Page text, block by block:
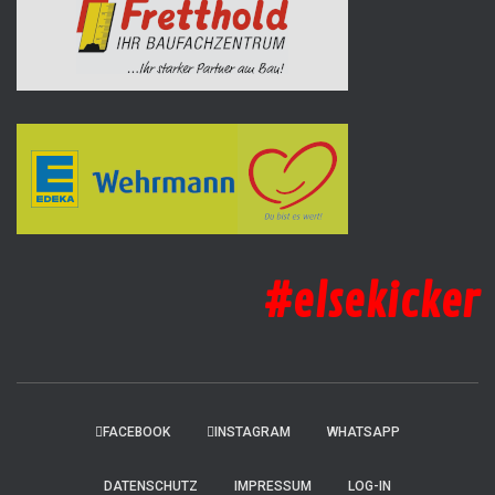
#elsekicker
FACEBOOK INSTAGRAM WHATSAPP
DATENSCHUTZ IMPRESSUM LOG-IN